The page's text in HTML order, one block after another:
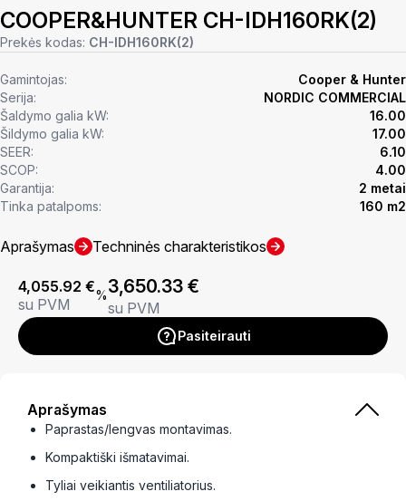
COOPER&HUNTER CH-IDH160RK(2)
Prekės kodas: CH-IDH160RK(2)
Gamintojas:
Cooper & Hunter
Serija:
NORDIC COMMERCIAL
Šaldymo galia kW:
16.00
Šildymo galia kW:
17.00
SEER:
6.10
SCOP:
4.00
Garantija:
2 metai
Tinka patalpoms:
160 m2
Aprašymas Techninės charakteristikos
4,055.92 €
su PVM
%3,650.33 €
su PVM
Pasiteirauti
Aprašymas
Paprastas/lengvas montavimas.
Kompaktiški išmatavimai.
Tyliai veikiantis ventiliatorius.